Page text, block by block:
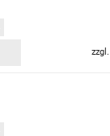
zzgl.